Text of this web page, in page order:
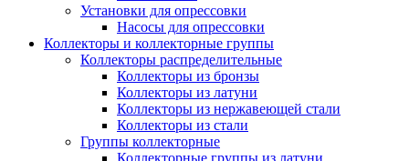
Установки для опрессовки
Насосы для опрессовки
Коллекторы и коллекторные группы
Коллекторы распределительные
Коллекторы из бронзы
Коллекторы из латуни
Коллекторы из нержавеющей стали
Коллекторы из стали
Группы коллекторные
Коллекторные группы из латуни